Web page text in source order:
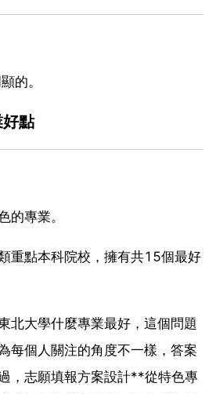
的。
點
的專業。
重點本科院校，擁有共15個最好
北大學什麼專業最好，這個問題
每個人關注的角度不一樣，答案
，志願填報方案設計**從特色專